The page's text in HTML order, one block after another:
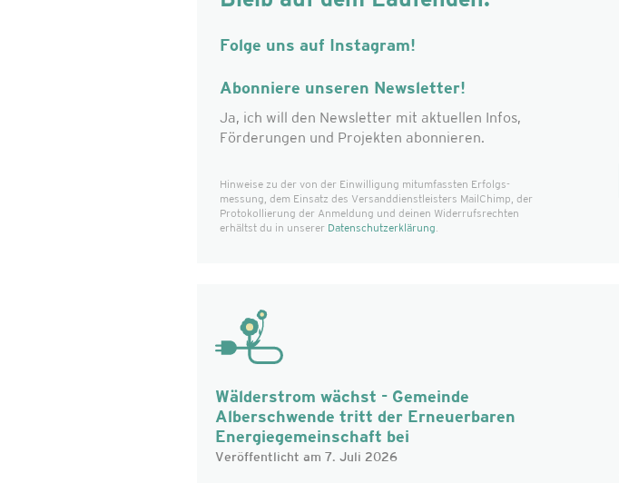
Folge uns auf Instagram!
Abonniere unseren Newsletter!
Ja, ich will den Newsletter mit aktuellen Infos,
Förderungen und Projekten abonnieren.
Hinweise zu der von der Einwilligung mitumfassten Erfolgs­
messung, dem Einsatz des Versanddienst­leisters MailChimp, der
Protokollierung der Anmeldung und deinen Widerrufsrechten
erhältst du in unserer Datenschutzerklärung.
Wälderstrom wächst - Gemeinde
Alberschwende tritt der Erneuerbaren
Energiegemeinschaft bei
Veröffentlicht am 7. Juli 2026